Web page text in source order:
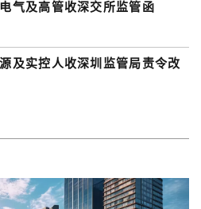
气及高管收深交所监管函
及实控人收深圳监管局责令改